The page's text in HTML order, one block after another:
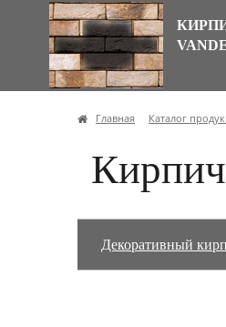
Главная Каталог
Декоративный